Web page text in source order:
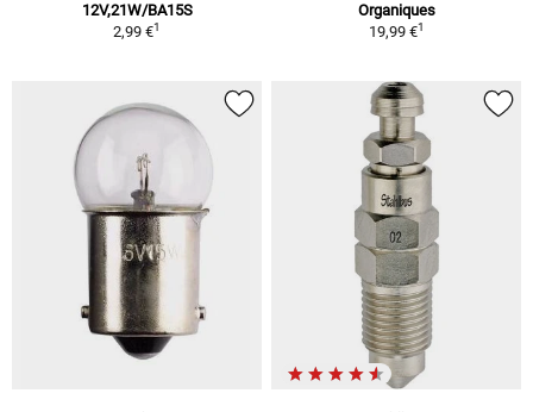
12V,21W/BA15S
2,99 €1
Organiques
19,99 €1